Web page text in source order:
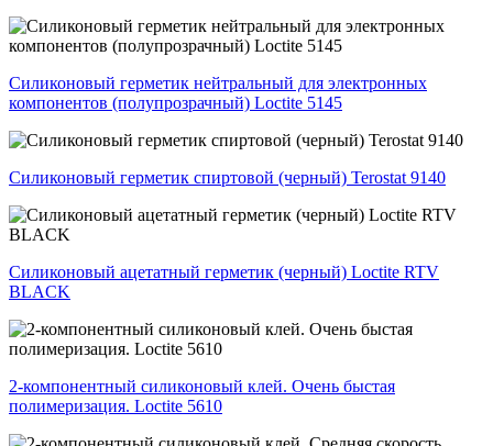
Силиконовый герметик нейтральный для электронных
компонентов (полупрозрачный) Loctite 5145
Силиконовый герметик спиртовой (черный) Terostat 9140
Силиконовый ацетатный герметик (черный) Loctite RTV
BLACK
2-компонентный силиконовый клей. Очень быстая
полимеризация. Loctite 5610